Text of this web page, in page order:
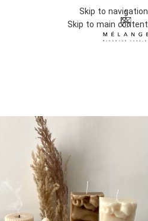
Skip to navigation
Skip to main content